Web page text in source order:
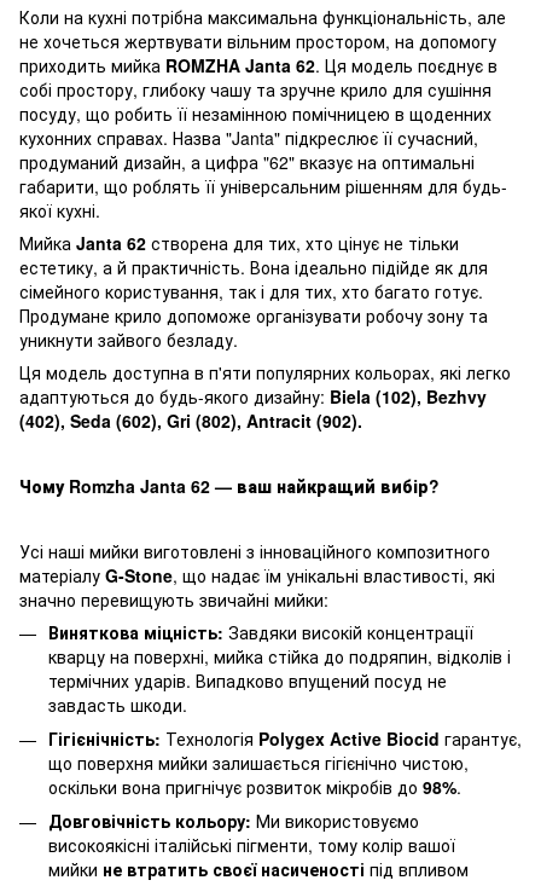
Коли на кухні потрібна максимальна функціональність, але
не хочеться жертвувати вільним простором, на допомогу
приходить мийка ROMZHA Janta 62. Ця модель поєднує в
собі простору, глибоку чашу та зручне крило для сушіння
посуду, що робить її незамінною помічницею в щоденних
кухонних справах. Назва "Janta" підкреслює її сучасний,
продуманий дизайн, а цифра "62" вказує на оптимальні
габарити, що роблять її універсальним рішенням для будь-
якої кухні.
Мийка Janta 62 створена для тих, хто цінує не тільки
естетику, а й практичність. Вона ідеально підійде як для
сімейного користування, так і для тих, хто багато готує.
Продумане крило допоможе організувати робочу зону та
уникнути зайвого безладу.
Ця модель доступна в п'яти популярних кольорах, які легко
адаптуються до будь-якого дизайну: Biela (102), Bezhvy
(402), Seda (602), Gri (802), Antracit (902).
Чому Romzha Janta 62 — ваш найкращий вибір?
Усі наші мийки виготовлені з інноваційного композитного
матеріалу G-Stone, що надає їм унікальні властивості, які
значно перевищують звичайні мийки:
Виняткова міцність: Завдяки високій концентрації
кварцу на поверхні, мийка стійка до подряпин, відколів і
термічних ударів. Випадково впущений посуд не
завдасть шкоди.
Гігієнічність: Технологія Polygex Active Biocid гарантує,
що поверхня мийки залишається гігієнічно чистою,
оскільки вона пригнічує розвиток мікробів до 98%.
Довговічність кольору: Ми використовуємо
високоякісні італійські пігменти, тому колір вашої
мийки не втратить своєї насиченості під впливом